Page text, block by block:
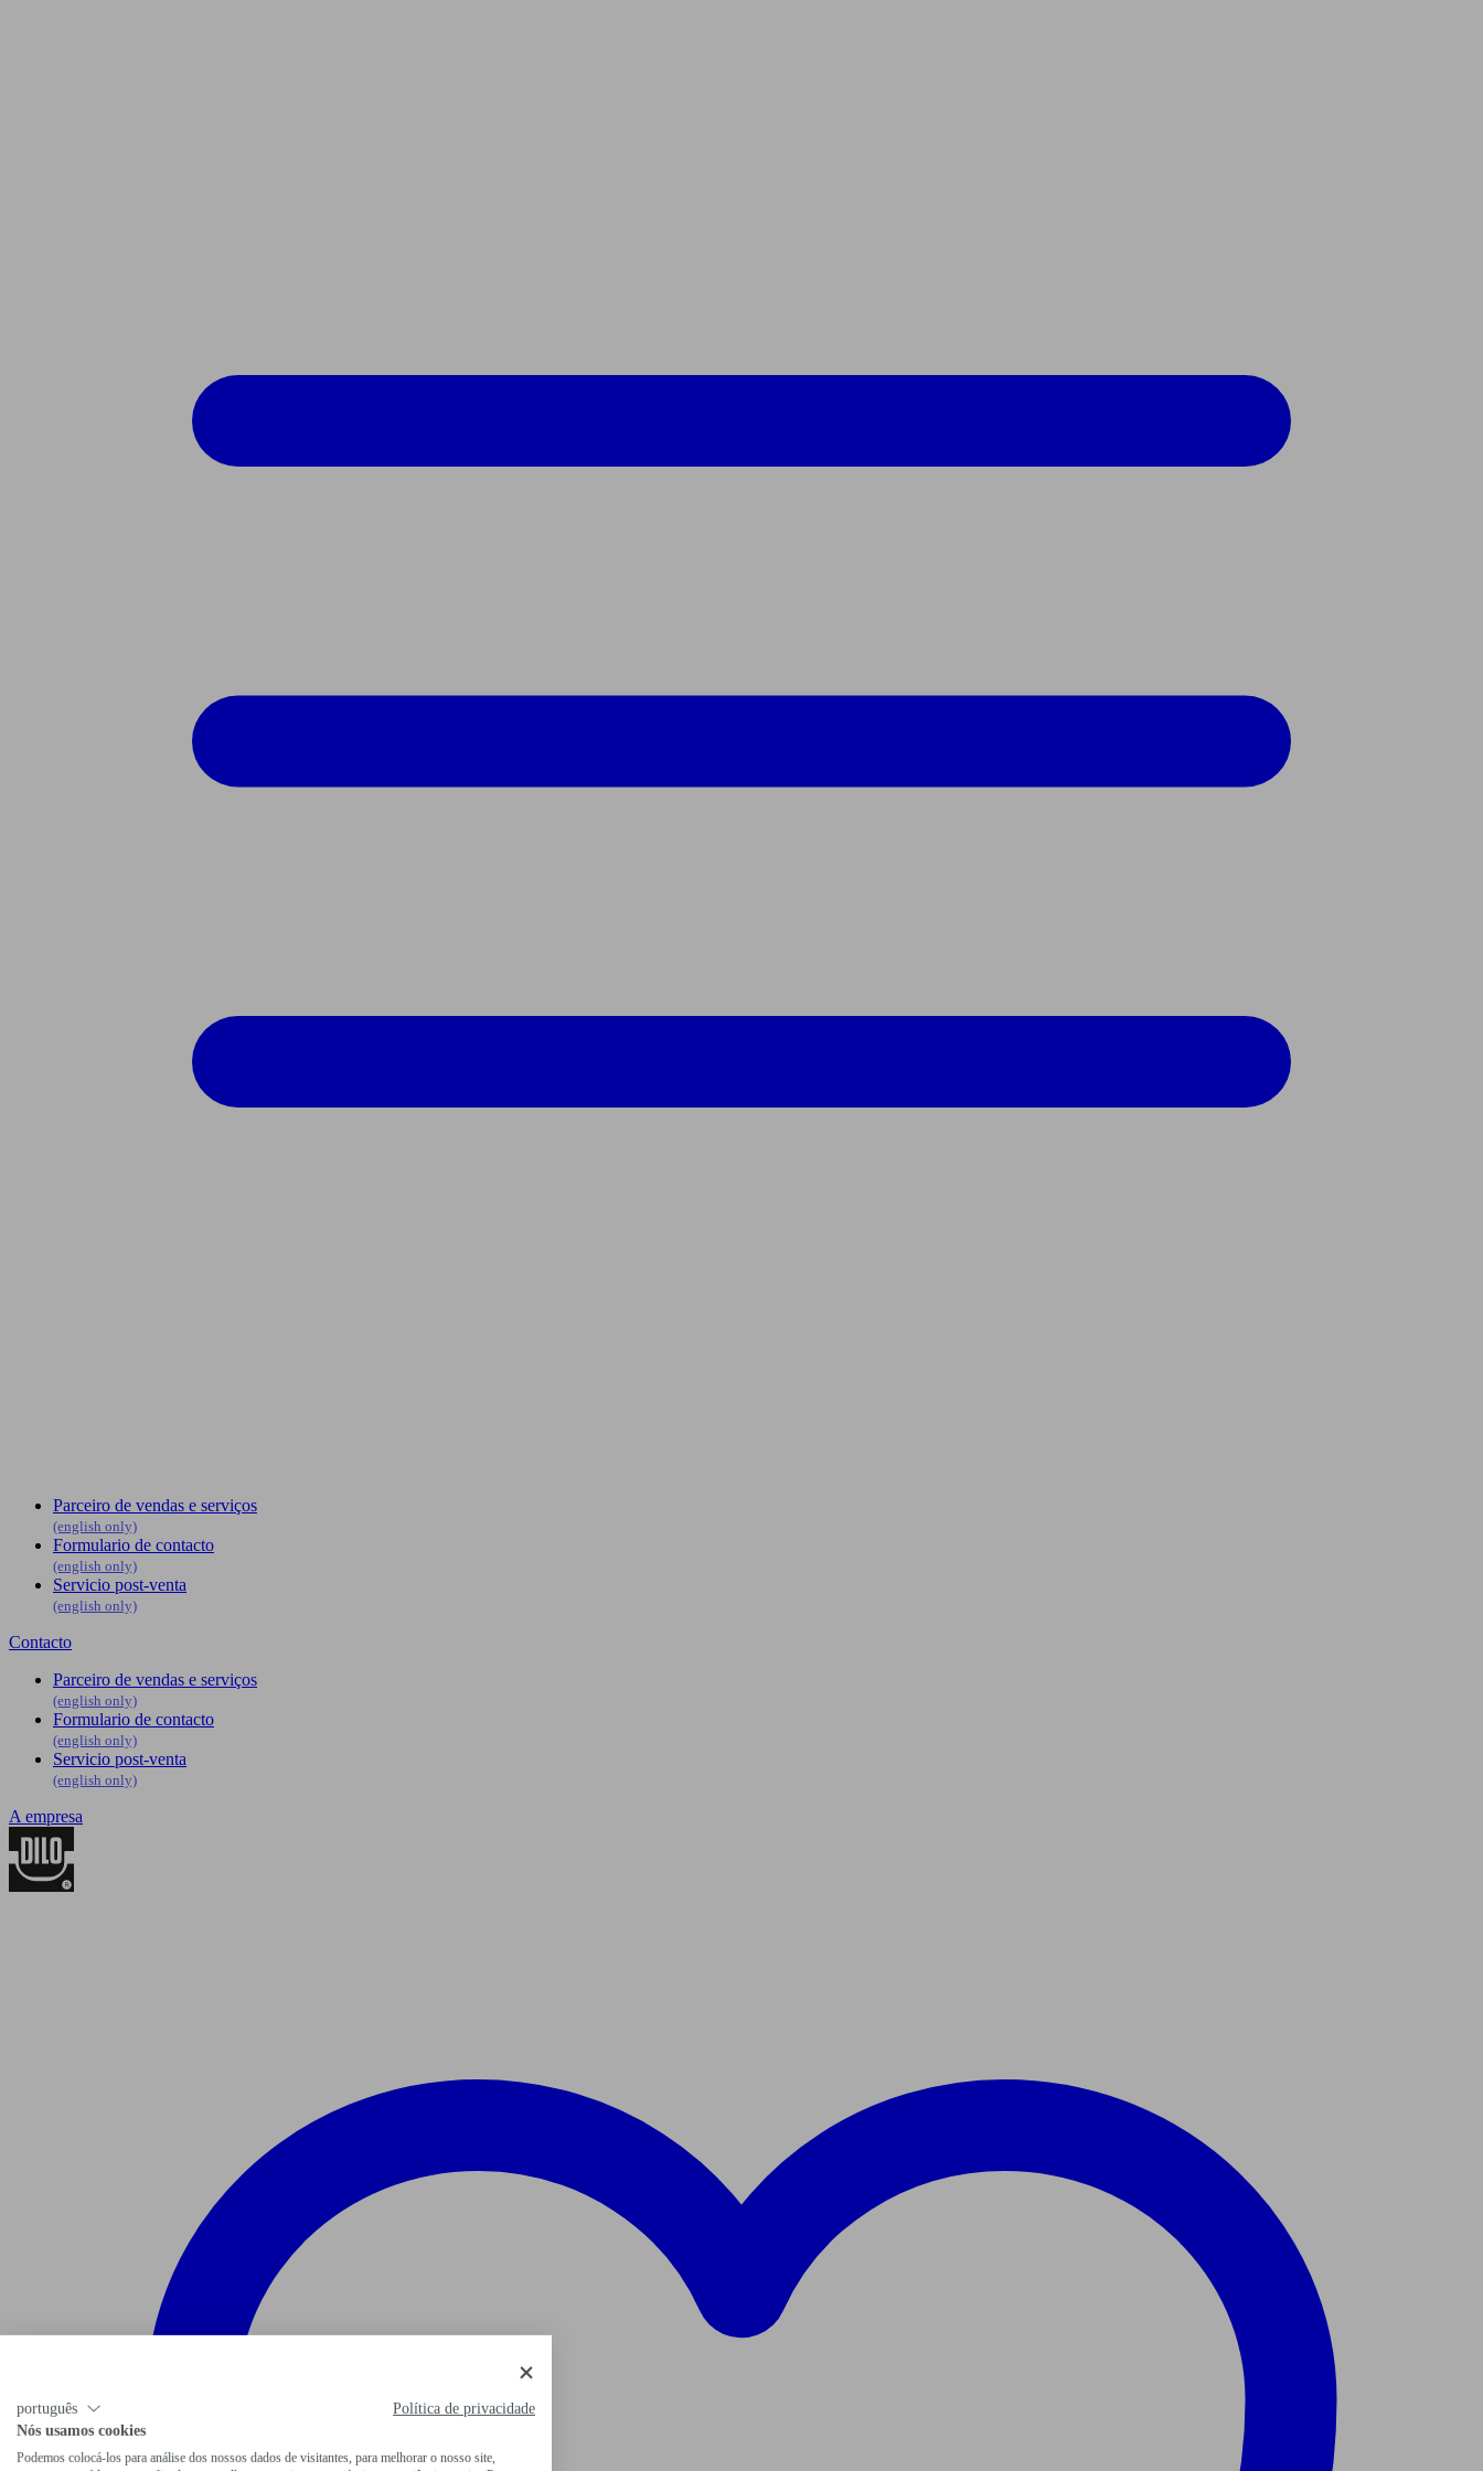
Parceiro de vendas e serviços
(english only)
Formulario de contacto
(english only)
Servicio post-venta
(english only)
Contacto
Parceiro de vendas e serviços
(english only)
Formulario de contacto
(english only)
Servicio post-venta
(english only)
A empresa
português
Política de privacidade
Nós usamos cookies
Podemos colocá-los para análise dos nossos dados de visitantes, para melhorar o nosso site,